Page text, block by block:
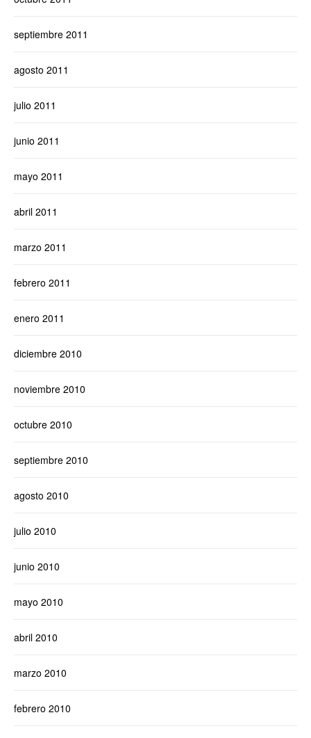
septiembre 2011
agosto 2011
julio 2011
junio 2011
mayo 2011
abril 2011
marzo 2011
febrero 2011
enero 2011
diciembre 2010
noviembre 2010
octubre 2010
septiembre 2010
agosto 2010
julio 2010
junio 2010
mayo 2010
abril 2010
marzo 2010
febrero 2010